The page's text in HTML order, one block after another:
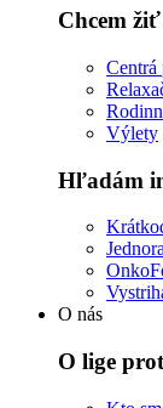
Chcem
Centrá
Výlety
Hľadám
O nás
O lige